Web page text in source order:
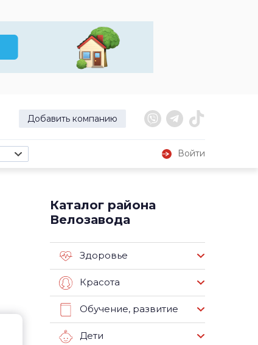
Добавить компанию
Войти
Каталог района
Велозавода
Здоровье
Красота
Обучение, развитие
Дети